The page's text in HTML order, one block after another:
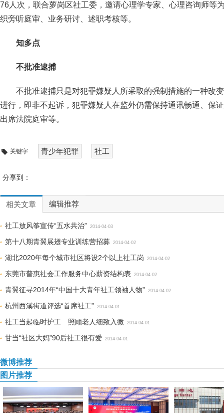
76人次，联合萝岗区社工委，邀请心理学专家、心理咨询师等
织旁听庭审、业务研讨、述职考核等。
知多点
不批准逮捕
不批准逮捕只是对犯罪嫌疑人所采取的强制措施的一种改
进行，即非不起诉，犯罪嫌疑人在监外仍需保持通讯畅通、保
出席法院庭审等。
关键字 青少年犯罪 社工
分享到：
相关文章 编辑推荐
社工放风筝宣传“五水共治” 2014-04-03
第十八期青翼展翅专业训练营招募 2014-04-02
湖北2020年每个城市社区将设2个以上社工岗 2014-04-02
东莞市普惠社会工作服务中心薪资结构表 2014-04-02
青翼征寻2014年“中国十大青年社工领袖人物” 2014-04-02
杭州西溪街道评选“首席社工” 2014-04-01
社工当起临时护工 照顾老人细致入微 2014-04-01
甘当“社区大妈”90后社工很有爱 2014-04-01
微博推荐
图片推荐